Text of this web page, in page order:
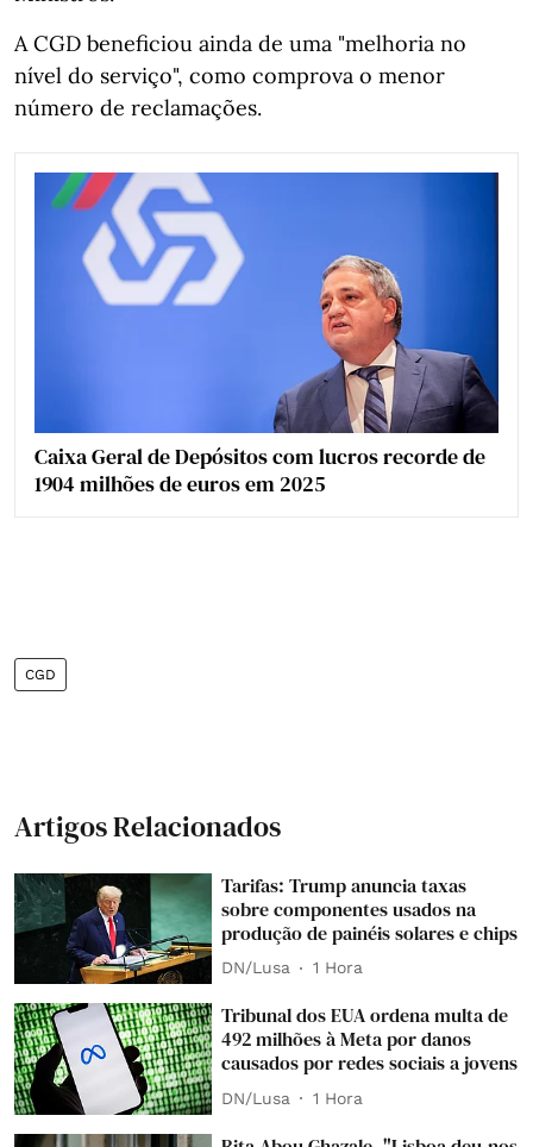
A CGD beneficiou ainda de uma "melhoria no
nível do serviço", como comprova o menor
número de reclamações.
Caixa Geral de Depósitos com lucros recorde de
1904 milhões de euros em 2025
CGD
Artigos Relacionados
Tarifas: Trump anuncia taxas
sobre componentes usados na
produção de painéis solares e chips
DN/Lusa 1 Hora
Tribunal dos EUA ordena multa de
492 milhões à Meta por danos
causados por redes sociais a jovens
DN/Lusa 1 Hora